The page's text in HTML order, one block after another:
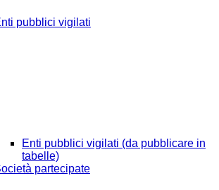
pubblici vigilati
Enti pubblici vigilati (da pubblicare in
tabelle)
partecipate